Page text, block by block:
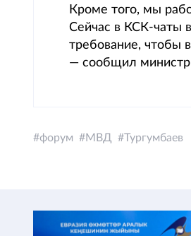
Кроме того, мы
Сейчас в КСК-чаты
требование, чтобы
— сообщил министр
форум МВД Тургумбаев